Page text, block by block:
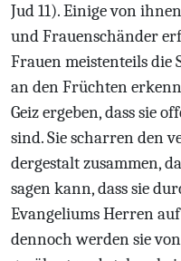
Jud 11). Einige von
und Frauenschänder
Frauen meistenteils die
an den Früchten
Geiz ergeben, dass sie
sind. Sie scharren den
dergestalt zusammen,
sagen kann, dass sie
Evangeliums Herren
dennoch werden sie